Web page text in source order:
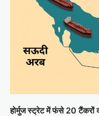
होर्मुज स्ट्रेट में फंसे 20 टैंकरों